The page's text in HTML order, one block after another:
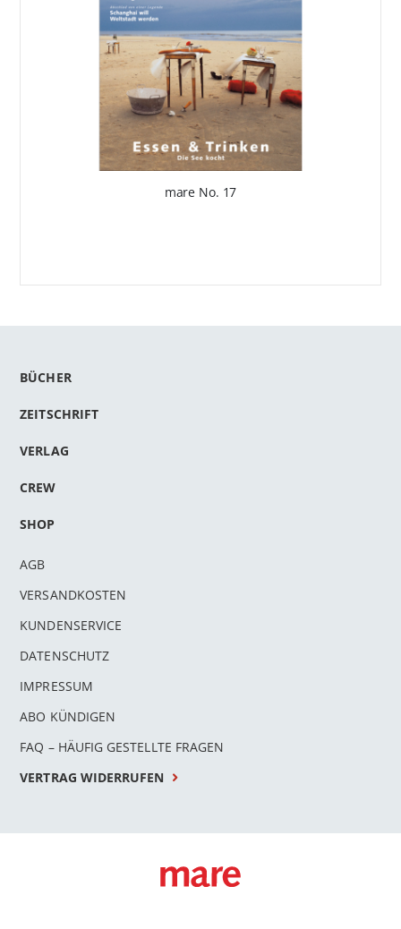
mare No. 17
BÜCHER
ZEITSCHRIFT
VERLAG
CREW
SHOP
AGB
VERSANDKOSTEN
KUNDENSERVICE
DATENSCHUTZ
IMPRESSUM
ABO KÜNDIGEN
FAQ – HÄUFIG GESTELLTE FRAGEN
VERTRAG WIDERRUFEN